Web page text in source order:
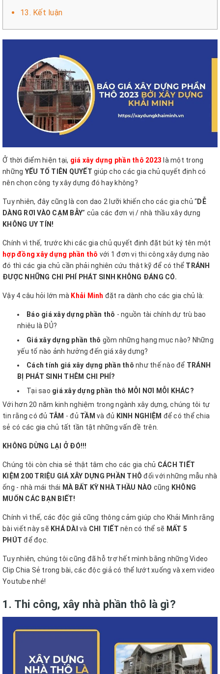
13. Kết luận
Ở thời điểm hiện tại, giá xây dựng phần thô 2023 là một trong
những YẾU TỐ TIÊN QUYẾT giúp cho các gia chủ quyết định có
nên chọn công ty xây dựng đó hay không?
Tuy nhiên, đây cũng là con dao 2 lưỡi khiến cho các gia chủ “DỄ
DÀNG RƠI VÀO CẠM BẪY” của các đơn vị / nhà thầu xây dựng
KHÔNG UY TÍN!
Chính vì thế, trước khi các gia chủ quyết định đặt bút ký tên một
hợp đồng xây dựng phần thô với 1 đơn vị thi công xây dựng nào
đó thì các gia chủ cần phải nghiên cứu thật kỹ để có thể TRÁNH
ĐƯỢC NHỮNG CHI PHÍ PHÁT SINH KHÔNG ĐÁNG CÓ.
Vậy 4 câu hỏi lớn mà Khải Minh đặt ra dành cho các gia chủ là:
Báo giá xây dựng phần thô - nguồn tài chính dự trù bao
nhiêu là ĐỦ?
Giá xây dựng phần thô gồm những hạng mục nào? Những
yếu tố nào ảnh hưởng đến giá xây dựng?
Cách tính giá xây dựng phần thô như thế nào để TRÁNH
BỊ PHÁT SINH THÊM CHI PHÍ?
Tại sao giá xây dựng phần thô MỖI NƠI MỖI KHÁC?
Với hơn 20 năm kinh nghiệm trong ngành xây dựng, chúng tôi tự
tin rằng có đủ TÂM - đủ TẦM và đủ KINH NGHIỆM để có thể chia
sẻ có các gia chủ tất tần tật những vấn đề trên.
KHÔNG DỪNG LẠI Ở ĐÓ!!!
Chúng tôi còn chia sẻ thật tâm cho các gia chủ CÁCH TIẾT
KIỆM 200 TRIỆU GIÁ XÂY DỰNG PHẦN THÔ đối với những mẫu nhà
ống - nhà mái thái MÀ BẤT KỲ NHÀ THẦU NÀO cũng KHÔNG
MUỐN CÁC BẠN BIẾT!
Chính vì thế, các độc giả cũng thông cảm giúp cho Khải Minh rằng
bài viết này sẽ KHÁ DÀI và CHI TIẾT nên có thể sẽ MẤT 5
PHÚT để đọc.
Tuy nhiên, chúng tôi cũng đã hỗ trợ hết mình bằng những Video
Clip Chia Sẻ trong bài, các độc giả có thể lướt xuống và xem video
Youtube nhé!
1. Thi công, xây nhà phần thô là gì?